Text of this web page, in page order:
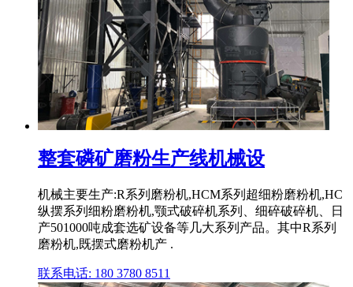
整套磷矿磨粉生产线机械设
机械主要生产:R系列磨粉机,HCM系列超细粉磨粉机,HC
纵摆系列细粉磨粉机,颚式破碎机系列、细碎破碎机、日
产501000吨成套选矿设备等几大系列产品。其中R系列
磨粉机,既摆式磨粉机产 .
联系电话: 180 3780 8511